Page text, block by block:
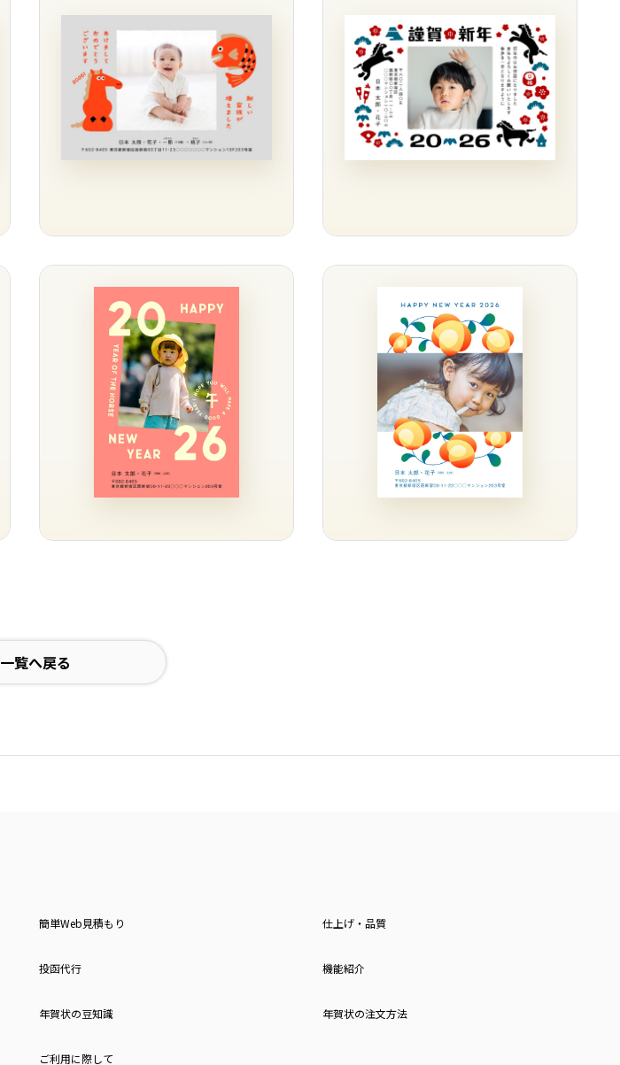
一覧へ戻る
簡単Web見積もり 仕上げ・品質
投函代行 機能紹介
年賀状の豆知識 年賀状の注文方法
ご利用に際して